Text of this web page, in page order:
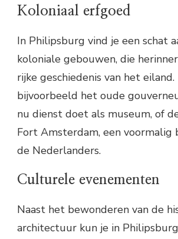
Koloniaal erfgoed
In Philipsburg vind je een schat
koloniale gebouwen, die
rijke geschiedenis van het eiland.
bijvoorbeeld het oude
nu dienst doet als museum, of
Fort Amsterdam, een voormalig
de Nederlanders.
Culturele evenementen
Naast het bewonderen van de
architectuur kun je in